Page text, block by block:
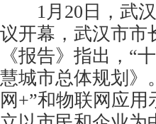
1月20日，武汉
议开幕，武汉市市
《报告》指出，“
慧城市总体规划》
网+”和物联网应